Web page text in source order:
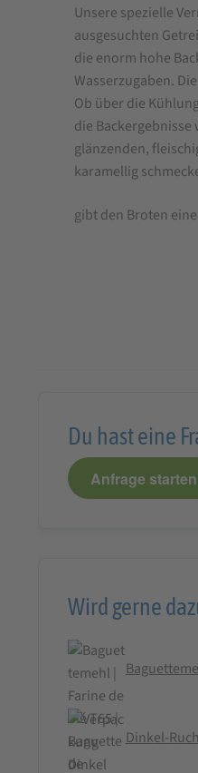
1100
Unsere spezielle
ausgesuchten
die enorm hohe
Wasserzugaben.
Ob über die
die
glänzenden,
karamellig
gibt den Broten
Du hast eine
Anfrage starten
Wird gerne
Dinkel-